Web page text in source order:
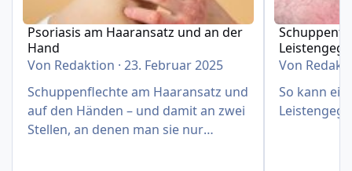
Psoriasis am Haaransatz und an der
Hand
Von Redaktion ·23. Februar 2025
Schuppenflechte am Haaransatz und
auf den Händen – und damit an zwei
Stellen, an denen man sie nur
Von
So kann